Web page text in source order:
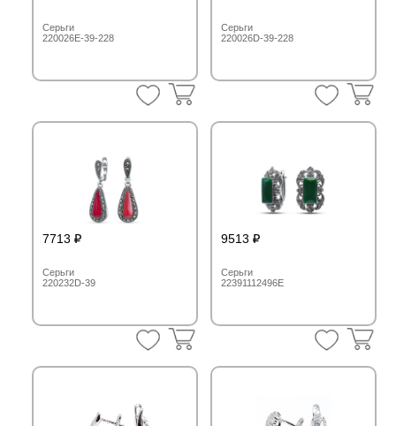
Серьги
220026D-39-228
Серьги
220026E-39-228
9513
Серьги
22391112496E
7713
Серьги
220232D-39